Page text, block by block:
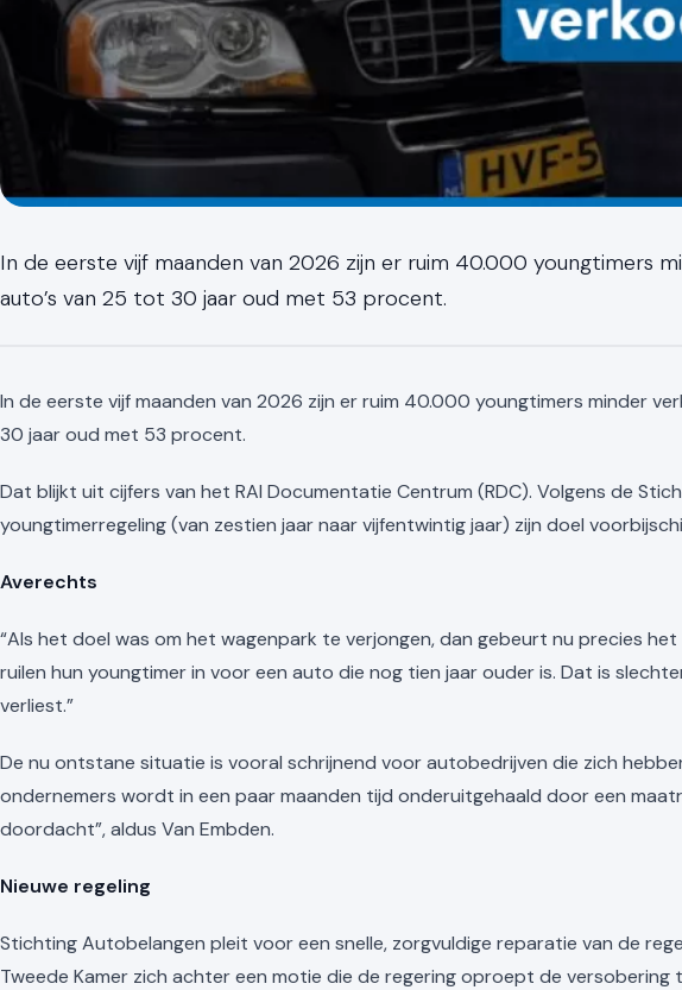
In de eerste vijf maanden van 2026 zijn er ruim 40.000 youngtimers
auto’s van 25 tot 30 jaar oud met 53 procent.
In de eerste vijf maanden van 2026 zijn er ruim 40.000 youngtimers minder
30 jaar oud met 53 procent.
Dat blijkt uit cijfers van het RAI Documentatie Centrum (RDC). Volgens de
youngtimerregeling (van zestien jaar naar vijfentwintig jaar) zijn doel
Averechts
“Als het doel was om het wagenpark te verjongen, dan gebeurt nu precies
ruilen hun youngtimer in voor een auto die nog tien jaar ouder is. Dat is
verliest.”
De nu ontstane situatie is vooral schrijnend voor autobedrijven die zich
ondernemers wordt in een paar maanden tijd onderuitgehaald door een
doordacht”, aldus Van Embden.
Nieuwe regeling
Stichting Autobelangen pleit voor een snelle, zorgvuldige reparatie van de
Tweede Kamer zich achter een motie die de regering oproept de